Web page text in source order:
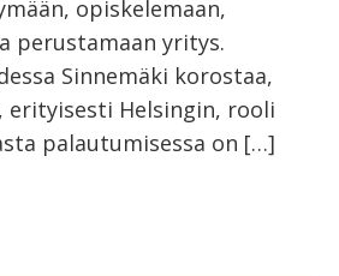
opiskelemaan,
perustamaan yritys.
Sinnemäki korostaa,
erityisesti Helsingin, rooli
palautumisessa on […]